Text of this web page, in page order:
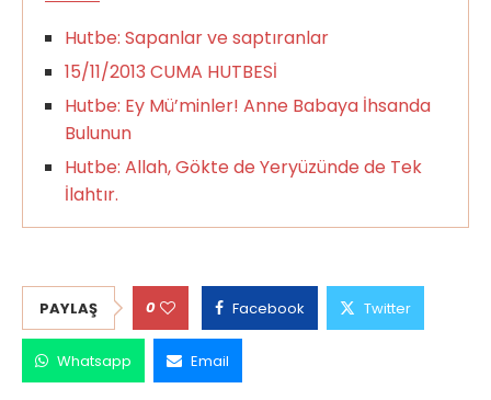
Hutbe: Sapanlar ve saptıranlar
15/11/2013 CUMA HUTBESİ
Hutbe: Ey Mü’minler! Anne Babaya İhsanda
Bulunun
Hutbe: Allah, Gökte de Yeryüzünde de Tek
İlahtır.
PAYLAŞ 0 Facebook Twitter
Whatsapp Email